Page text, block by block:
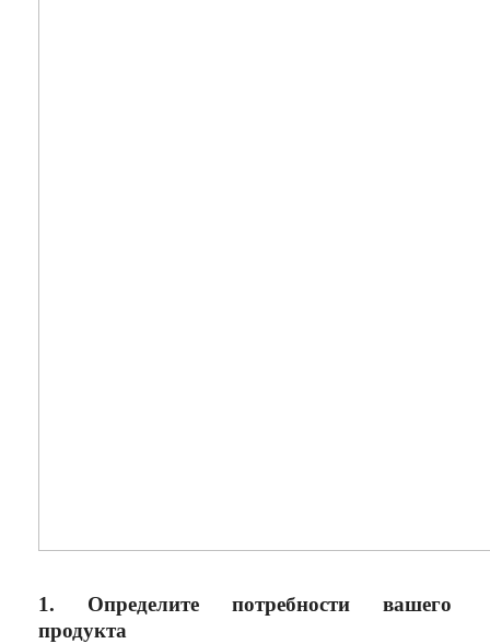
1. Определите потребности вашего
продукта